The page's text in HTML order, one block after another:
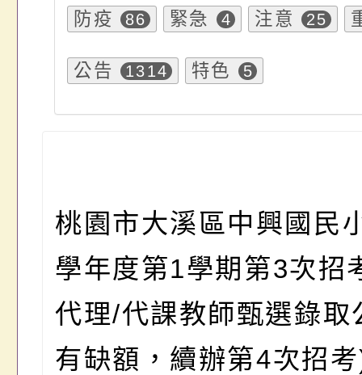
防疫 86 緊急 4 注意 25
公告 1314 特色 5
桃園市大溪區中興國民
學年度第1學期第3次招
代理/代課教師甄選錄取
有缺額 ， 續辦第4次招考